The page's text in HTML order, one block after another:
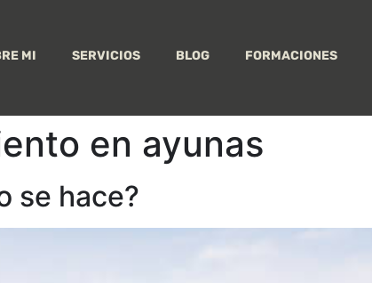
MI SERVICIOS BLOG FORMACIONES
en ayunas
se hace?